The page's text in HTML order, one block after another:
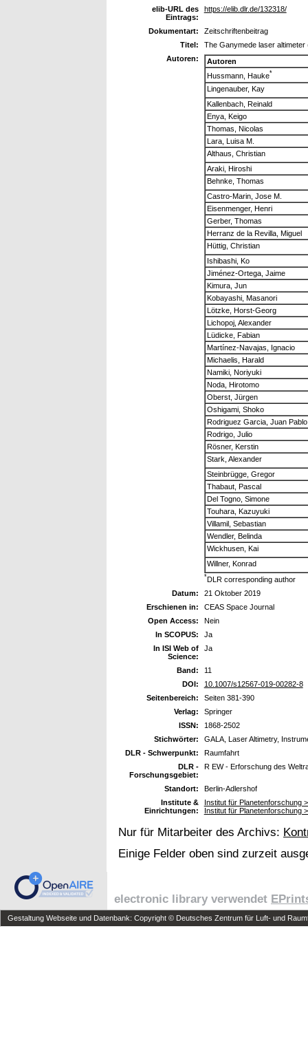
elib-URL des
Eintrags:
https://elib.dlr.de/132318/
Dokumentart:
Zeitschriftenbeitrag
Titel:
The Ganymede laser
Autoren:
Autoren
Hussmann, Hauke*
Lingenauber, Kay
Kallenbach, Reinald
Enya, Keigo
Thomas, Nicolas
Lara, Luisa M.
Althaus, Christian
Araki, Hiroshi
Behnke, Thomas
Castro-Marin, Jose M.
Eisenmenger, Henri
Gerber, Thomas
Herranz de la Revilla, Miguel
Hüttig, Christian
Ishibashi, Ko
Jiménez-Ortega, Jaime
Kimura, Jun
Kobayashi, Masanori
Lötzke, Horst-Georg
Lichopoj, Alexander
Lüdicke, Fabian
Martínez-Navajas, Ignacio
Michaelis, Harald
Namiki, Noriyuki
Noda, Hirotomo
Oberst, Jürgen
Oshigami, Shoko
Rodriguez Garcia, Juan Pablo
Rodrigo, Julio
Rösner, Kerstin
Stark, Alexander
Steinbrügge, Gregor
Thabaut, Pascal
Del Togno, Simone
Touhara, Kazuyuki
Villamil, Sebastian
Wendler, Belinda
Wickhusen, Kai
Willner, Konrad
*DLR corresponding author
Datum:
21 Oktober 2019
Erschienen in:
CEAS Space Journal
Open Access:
Nein
In SCOPUS:
Ja
In ISI Web of
Science:
Ja
Band:
11
DOI:
10.1007/s12567-019-00282-8
Seitenbereich:
Seiten 381-390
Verlag:
Springer
ISSN:
1868-2502
Stichwörter:
GALA, Laser Altimetry,
DLR - Schwerpunkt:
Raumfahrt
DLR -
Forschungsgebiet:
R EW - Erforschung des
Standort:
Berlin-Adlershof
Institute &
Einrichtungen:
Institut für Planetenforschung
Institut für Planetenforschung
Nur für Mitarbeiter des Archivs:
Einige Felder oben sind zurzeit
electronic library verwendet
Gestaltung Webseite und Datenbank: Copyright © Deutsches Zentrum für Luft- und